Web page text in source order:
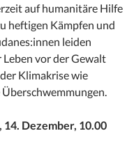
auf humanitäre Hilfe
heftigen Kämpfen und
leiden
vor der Gewalt
Klimakrise wie
Dezember, 10.00